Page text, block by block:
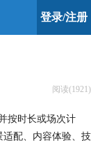
登录/注册
阅读(1921)
按时长或场次计
配、内容体验、技